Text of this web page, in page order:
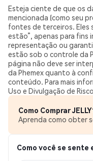
Esteja ciente de que os
mencionada (como seu
fontes de terceiros. Eles
estão”, apenas para fins
representação ou
estão sob o controle da
página não deve ser
da Phemex quanto à
conteúdo. Para mais
Uso e Divulgação de
Como Comprar
Aprenda como obter
Como você se sente